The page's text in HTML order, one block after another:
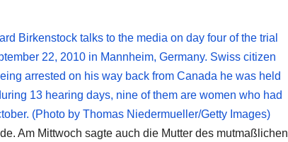
Am Mittwoch sagte auch die Mutter des mutmaßlichen